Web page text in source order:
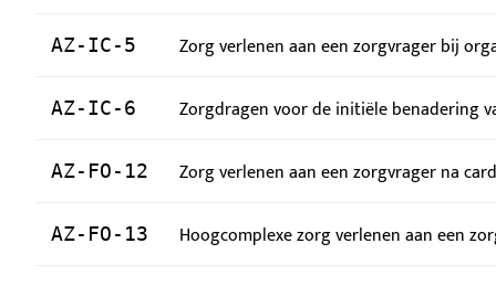
AZ-IC-5 Zorg verlenen aan een zorgvrager bij
AZ-IC-6 Zorgdragen voor de initiële benadering
AZ-FO-12 Zorg verlenen aan een zorgvrager na
AZ-FO-13 Hoogcomplexe zorg verlenen aan een